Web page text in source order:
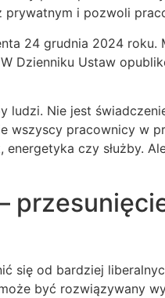
prywatnym i pozwoli
24 grudnia 2024 roku.
Dzienniku Ustaw
Nie jest
wszyscy pracownicy w
czy służby.
się od bardziej
być rozwiązywany